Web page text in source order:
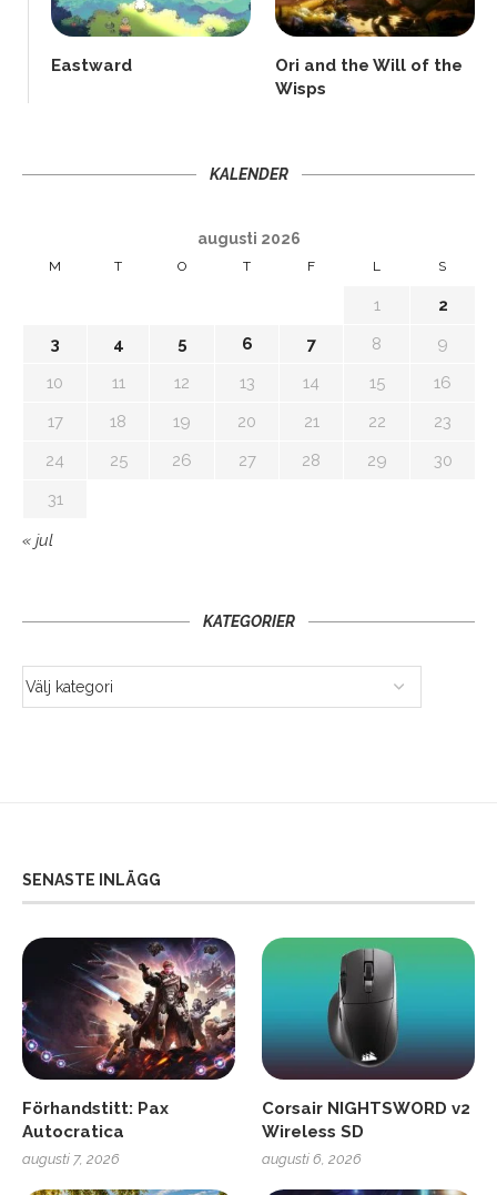
Eastward
Ori and the Will of the
Wisps
KALENDER
augusti 2026
M T O T F L S
1
2
3
4 5 6 7 8
9
10
11 12 13 14 15
16
17
18 19 20 21 22
23
24
25 26 27 28 29
30
31
« jul
KATEGORIER
SENASTE INLÄGG
Förhandstitt: Pax
Autocratica
augusti 7, 2026
Corsair NIGHTSWORD v2
Wireless SD
augusti 6, 2026